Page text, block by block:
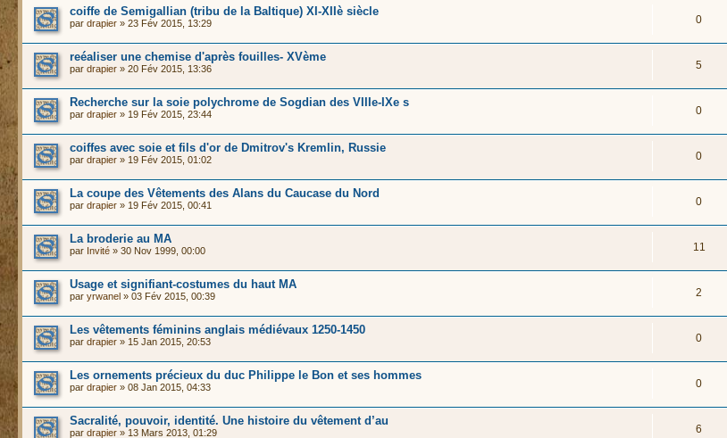
coiffe de Semigallian (tribu de la Baltique) XI-XIIè siècle
par drapier » 23 Fév 2015, 13:29 0
reéaliser une chemise d'après fouilles- XVème
par drapier » 20 Fév 2015, 13:36 5
Recherche sur la soie polychrome de Sogdian des VIIIe-IXe s
par drapier » 19 Fév 2015, 23:44 0
coiffes avec soie et fils d'or de Dmitrov's Kremlin, Russie
par drapier » 19 Fév 2015, 01:02 0
La coupe des Vêtements des Alans du Caucase du Nord
par drapier » 19 Fév 2015, 00:41 0
La broderie au MA
par Invité » 30 Nov 1999, 00:00 11
Usage et signifiant-costumes du haut MA
par yrwanel » 03 Fév 2015, 00:39 2
Les vêtements féminins anglais médiévaux 1250-1450
par drapier » 15 Jan 2015, 20:53 0
Les ornements précieux du duc Philippe le Bon et ses hommes
par drapier » 08 Jan 2015, 04:33 0
Sacralité, pouvoir, identité. Une histoire du vêtement d’au
par drapier » 13 Mars 2013, 01:29 6